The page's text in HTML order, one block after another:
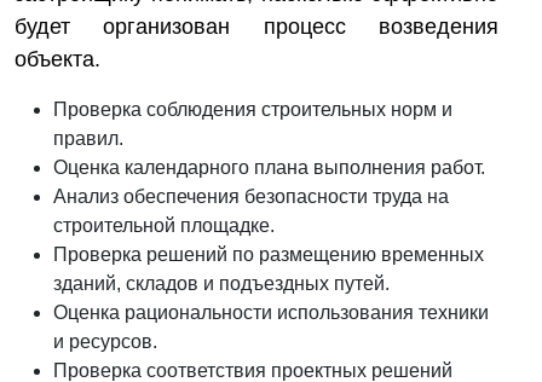
будет организован процесс возведения
объекта.
Проверка соблюдения строительных норм и
правил.
Оценка календарного плана выполнения работ.
Анализ обеспечения безопасности труда на
строительной площадке.
Проверка решений по размещению временных
зданий, складов и подъездных путей.
Оценка рациональности использования техники
и ресурсов.
Проверка соответствия проектных решений